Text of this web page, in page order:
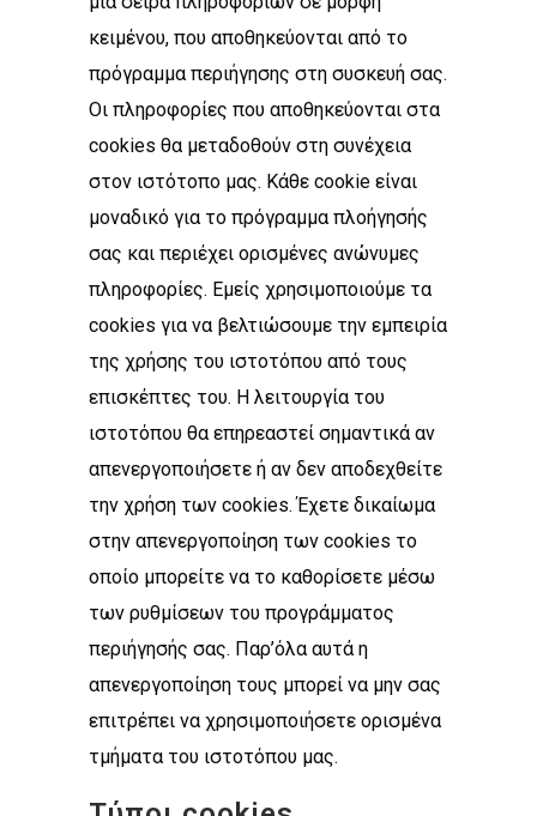
κειμένου, που αποθηκεύονται από το
πρόγραμμα περιήγησης στη συσκευή σας.
Οι πληροφορίες που αποθηκεύονται στα
cookies θα μεταδοθούν στη συνέχεια
στον ιστότοπο μας. Κάθε cookie είναι
μοναδικό για το πρόγραμμα πλοήγησής
σας και περιέχει ορισμένες ανώνυμες
πληροφορίες. Εμείς χρησιμοποιούμε τα
cookies για να βελτιώσουμε την εμπειρία
της χρήσης του ιστοτόπου από τους
επισκέπτες του. Η λειτουργία του
ιστοτόπου θα επηρεαστεί σημαντικά αν
απενεργοποιήσετε ή αν δεν αποδεχθείτε
την χρήση των cookies. Έχετε δικαίωμα
στην απενεργοποίηση των cookies το
οποίο μπορείτε να το καθορίσετε μέσω
των ρυθμίσεων του προγράμματος
περιήγησής σας. Παρ’όλα αυτά η
απενεργοποίηση τους μπορεί να μην σας
επιτρέπει να χρησιμοποιήσετε ορισμένα
τμήματα του ιστοτόπου μας.